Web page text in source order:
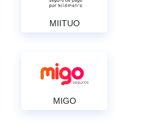
MIITUO
MIGO